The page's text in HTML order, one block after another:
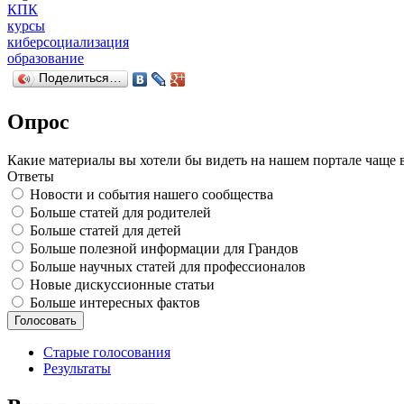
КПК
курсы
киберсоциализация
образование
Поделиться…
Опрос
Какие материалы вы хотели бы видеть на нашем портале чаще
Ответы
Новости и события нашего сообщества
Больше статей для родителей
Больше статей для детей
Больше полезной информации для Грандов
Больше научных статей для профессионалов
Новые дискуссионные статьи
Больше интересных фактов
Старые голосования
Результаты